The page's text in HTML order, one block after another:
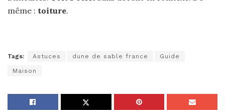
même : toiture.
Tags: Astuces dune de sable france Guide
Maison